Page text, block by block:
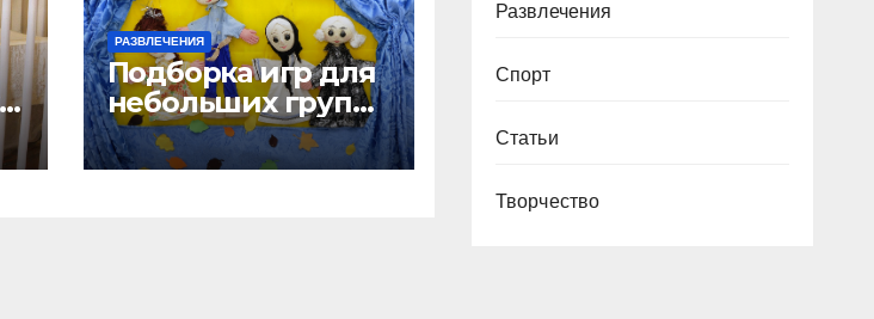
РАЗВЛЕЧЕНИЯ
Подборка игр для
небольших групп
детей
Развлечения
Спорт
Статьи
Творчество